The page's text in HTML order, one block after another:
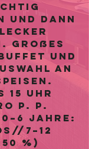
und dann
Großes
und
an
15 Uhr
p. P.
Jahre:
7–12
%)